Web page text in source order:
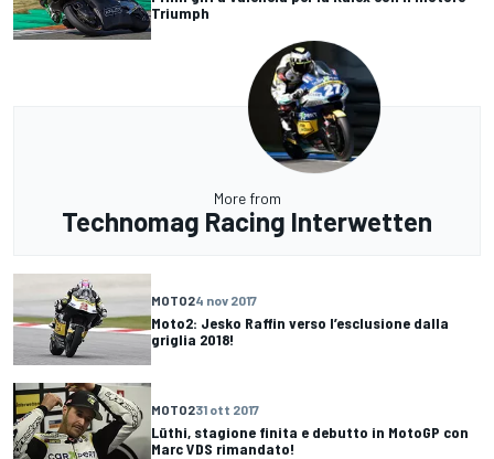
Triumph
More from
Technomag Racing Interwetten
MOTO24 nov 2017
Moto2: Jesko Raffin verso l’esclusione dalla
griglia 2018!
MOTO231 ott 2017
Lüthi, stagione finita e debutto in MotoGP con
Marc VDS rimandato!